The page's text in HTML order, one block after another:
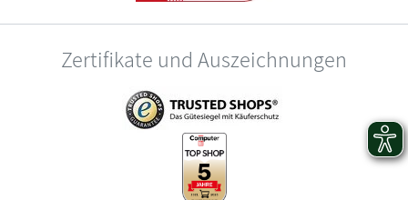
Zertifikate und Auszeichnungen